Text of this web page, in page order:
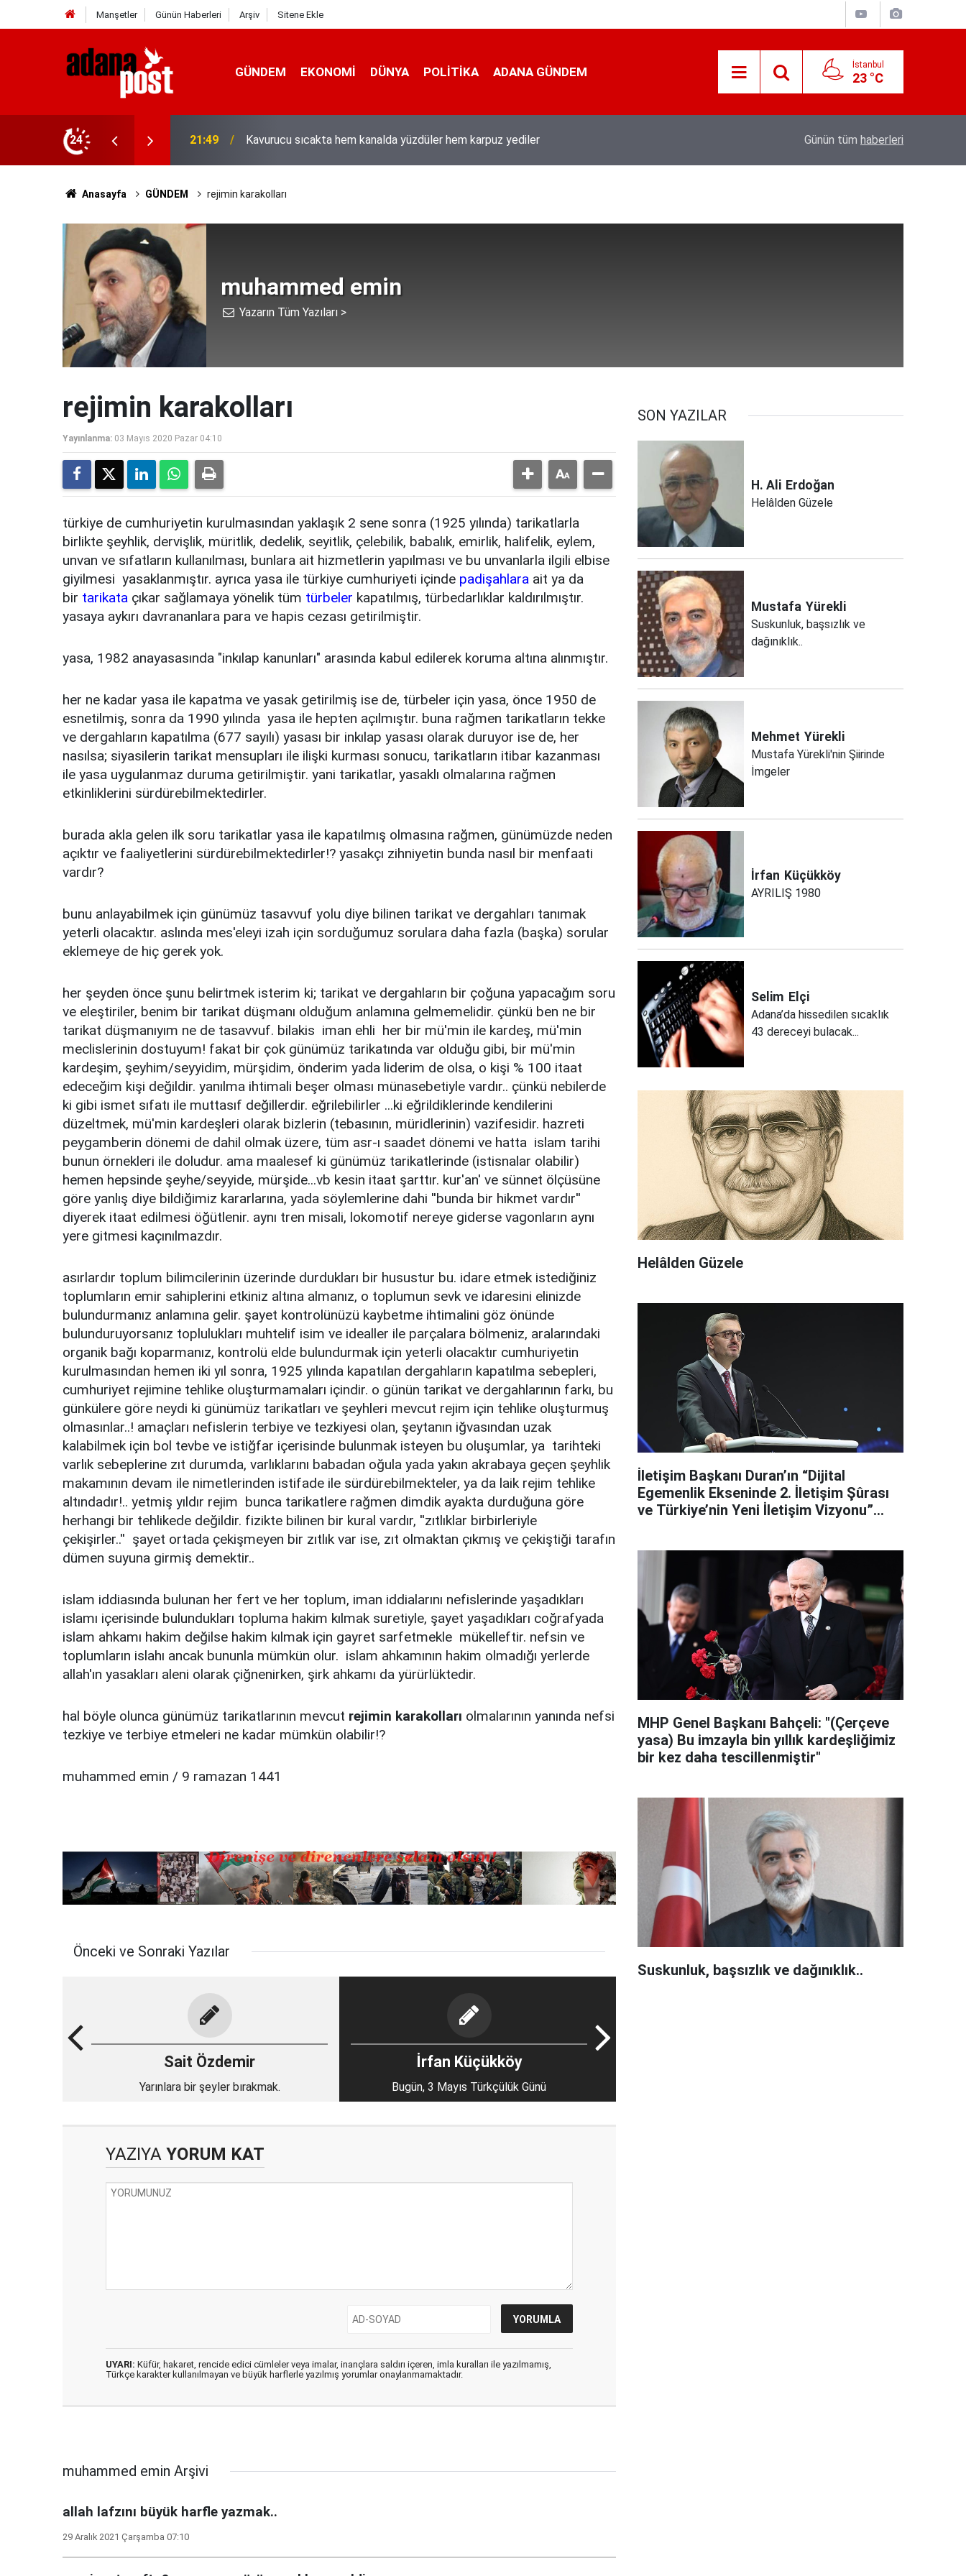
Manşetler Günün Haberleri Arşiv Sitene Ekle
GÜNDEM EKONOMI DÜNYA POLİTİKA ADANA GÜNDEM İstanbul
23 °C
24 21:31
Yeni İletişim Vizyonu” başlıklı makales
Akyaka'yı aratmayan Bucak Vadisi
Günün tüm haberleri
Anasayfa GÜNDEM rejimin karakolları
muhammed emin
Yazarın Tüm Yazıları >
rejimin karakolları
Yayınlanma: 03 Mayıs 2020 Pazar 04:10
türkiye de cumhuriyetin kurulmasından yaklaşık 2 sene sonra (1925 yılında) tarikatlarla
birlikte şeyhlik, dervişlik, müritlik, dedelik, seyitlik, çelebilik, babalık, emirlik, halifelik, eylem,
unvan ve sıfatların kullanılması, bunlara ait hizmetlerin yapılması ve bu unvanlarla ilgili elbise
giyilmesi yasaklanmıştır. ayrıca yasa ile türkiye cumhuriyeti içinde padişahlara ait ya da
bir tarikata çıkar sağlamaya yönelik tüm türbeler kapatılmış, türbedarlıklar kaldırılmıştır.
yasaya aykırı davrananlara para ve hapis cezası getirilmiştir.
yasa, 1982 anayasasında "inkılap kanunları" arasında kabul edilerek koruma altına alınmıştır.
her ne kadar yasa ile kapatma ve yasak getirilmiş ise de, türbeler için yasa, önce 1950 de
esnetilmiş, sonra da 1990 yılında yasa ile hepten açılmıştır. buna rağmen tarikatların tekke
ve dergahların kapatılma (677 sayılı) yasası bir inkılap yasası olarak duruyor ise de, her
nasılsa; siyasilerin tarikat mensupları ile ilişki kurması sonucu, tarikatların itibar kazanması
ile yasa uygulanmaz duruma getirilmiştir. yani tarikatlar, yasaklı olmalarına rağmen
etkinliklerini sürdürebilmektedirler.
burada akla gelen ilk soru tarikatlar yasa ile kapatılmış olmasına rağmen, günümüzde neden
açıktır ve faaliyetlerini sürdürebilmektedirler!? yasakçı zihniyetin bunda nasıl bir menfaati
vardır?
bunu anlayabilmek için günümüz tasavvuf yolu diye bilinen tarikat ve dergahları tanımak
yeterli olacaktır. aslında mes'eleyi izah için sorduğumuz sorulara daha fazla (başka) sorular
eklemeye de hiç gerek yok.
her şeyden önce şunu belirtmek isterim ki; tarikat ve dergahların bir çoğuna yapacağım soru
ve eleştiriler, benim bir tarikat düşmanı olduğum anlamına gelmemelidir. çünkü ben ne bir
tarikat düşmanıyım ne de tasavvuf. bilakis iman ehli her bir mü'min ile kardeş, mü'min
meclislerinin dostuyum! fakat bir çok günümüz tarikatında var olduğu gibi, bir mü'min
kardeşim, şeyhim/seyyidim, mürşidim, önderim yada liderim de olsa, o kişi % 100 itaat
edeceğim kişi değildir. yanılma ihtimali beşer olması münasebetiyle vardır.. çünkü nebilerde
ki gibi ismet sıfatı ile muttasıf değillerdir. eğrilebilirler ...ki eğrildiklerinde kendilerini
düzeltmek, mü'min kardeşleri olarak bizlerin (tebasının, müridlerinin) vazifesidir. hazreti
peygamberin dönemi de dahil olmak üzere, tüm asr-ı saadet dönemi ve hatta islam tarihi
bunun örnekleri ile doludur. ama maalesef ki günümüz tarikatlerinde (istisnalar olabilir)
hemen hepsinde şeyhe/seyyide, mürşide...vb kesin itaat şarttır. kur'an' ve sünnet ölçüsüne
göre yanlış diye bildiğimiz kararlarına, yada söylemlerine dahi ''bunda bir hikmet vardır''
diyerek itaat edilmesi öğütlenir. aynı tren misali, lokomotif nereye giderse vagonların aynı
yere gitmesi kaçınılmazdır.
asırlardır toplum bilimcilerinin üzerinde durdukları bir husustur bu. idare etmek istediğiniz
toplumların emir sahiplerini etkiniz altına almanız, o toplumun sevk ve idaresini elinizde
bulundurmanız anlamına gelir. şayet kontrolünüzü kaybetme ihtimalini göz önünde
bulunduruyorsanız toplulukları muhtelif isim ve idealler ile parçalara bölmeniz, aralarındaki
organik bağı koparmanız, kontrolü elde bulundurmak için yeterli olacaktır cumhuriyetin
kurulmasından hemen iki yıl sonra, 1925 yılında kapatılan dergahların kapatılma sebepleri,
cumhuriyet rejimine tehlike oluşturmamaları içindir. o günün tarikat ve dergahlarının farkı, bu
günkülere göre neydi ki günümüz tarikatları ve şeyhleri mevcut rejim için tehlike oluşturmuş
olmasınlar..! amaçları nefislerin terbiye ve tezkiyesi olan, şeytanın iğvasından uzak
kalabilmek için bol tevbe ve istiğfar içerisinde bulunmak isteyen bu oluşumlar, ya tarihteki
varlık sebeplerine zıt durumda, varlıklarını babadan oğula yada yakın akrabaya geçen şeyhlik
makamının devam ile nimetlerinden istifade ile sürdürebilmekteler, ya da laik rejim tehlike
altındadır!.. yetmiş yıldır rejim bunca tarikatlere rağmen dimdik ayakta durduğuna göre
herhangi bir tehlikede değildir. fizikte bilinen bir kural vardır, ''zıtlıklar birbirleriyle
çekişirler..'' şayet ortada çekişmeyen bir zıtlık var ise, zıt olmaktan çıkmış ve çekiştiği tarafın
dümen suyuna girmiş demektir..
islam iddiasında bulunan her fert ve her toplum, iman iddialarını nefislerinde yaşadıkları
islamı içerisinde bulundukları topluma hakim kılmak suretiyle, şayet yaşadıkları coğrafyada
islam ahkamı hakim değilse hakim kılmak için gayret sarfetmekle mükelleftir. nefsin ve
toplumların islahı ancak bununla mümkün olur. islam ahkamının hakim olmadığı yerlerde
allah'ın yasakları aleni olarak çiğnenirken, şirk ahkamı da yürürlüktedir.
hal böyle olunca günümüz tarikatlarının mevcut rejimin karakolları olmalarının yanında nefsi
tezkiye ve terbiye etmeleri ne kadar mümkün olabilir!?
muhammed emin / 9 ramazan 1441
Önceki ve Sonraki Yazılar
Sait Özdemir
Yarınlara bir şeyler bırakmak.
İrfan Küçükköy
Bugün, 3 Mayıs Türkçülük Günü
YAZIYA YORUM KAT
UYARI: Küfür, hakaret, rencide edici cümleler veya imalar, inançlara saldırı içeren, imla kuralları ile yazılmamış,
Türkçe karakter kullanılmayan ve büyük harflerle yazılmış yorumlar onaylanmamaktadır.
muhammed emin Arşivi
allah lafzını büyük harfle yazmak..
29 Aralık 2021 Çarşamba 07:10
SON YAZILAR
H. Ali Erdoğan
Helâlden Güzele
Mustafa Yürekli
Suskunluk, başsızlık ve
dağınıklık..
Mehmet Yürekli
Mustafa Yürekli'nin Şiirinde
İmgeler
İrfan Küçükköy
AYRILIŞ 1980
Selim Elçi
Adana’da hissedilen sıcaklık
43 dereceyi bulacak...
Helâlden Güzele
İletişim Başkanı Duran’ın “Dijital
Egemenlik Ekseninde 2. İletişim Şûrası
ve Türkiye’nin Yeni İletişim Vizyonu”
MHP Genel Başkanı Bahçeli: "(Çerçeve
yasa) Bu imzayla bin yıllık kardeşliğimiz
bir kez daha tescillenmiştir"
Suskunluk, başsızlık ve dağınıklık..